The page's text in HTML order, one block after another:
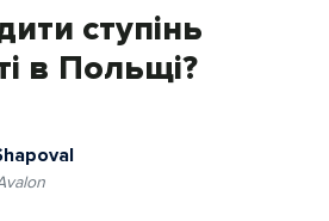
ступінь
в Польщі?